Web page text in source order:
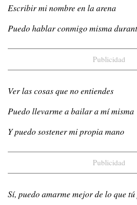
Escribir mi nombre en la arena
Puedo hablar conmigo misma
Publicidad
Ver las cosas que no entiendes
Puedo llevarme a bailar a mí misma
Y puedo sostener mi propia mano
Publicidad
Sí, puedo amarme mejor de lo que tú